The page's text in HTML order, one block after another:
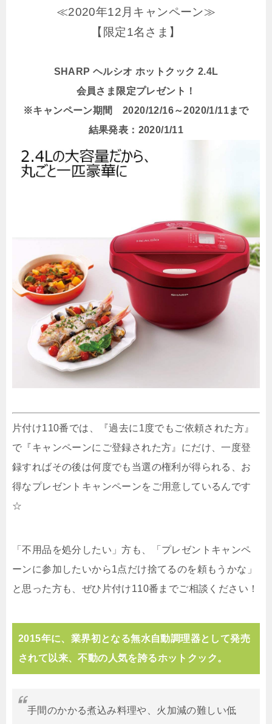
≪2020年12月キャンペーン≫
【限定1名さま】
SHARP ヘルシオ ホットクック 2.4L
会員さま限定プレゼント！
※キャンペーン期間 2020/12/16～2020/1/11まで
結果発表：2020/1/11
片付け110番では、『過去に1度でもご依頼された方』
で『キャンペーンにご登録された方』にだけ、一度登
録すればその後は何度でも当選の権利が得られる、お
得なプレゼントキャンペーンをご用意しているんです
☆
「不用品を処分したい」方も、「プレゼントキャンペ
ーンに参加したいから1点だけ捨てるのを頼もうかな」
と思った方も、ぜひ片付け110番までご相談ください！
2015年に、業界初となる無水自動調理器として発売
されて以来、不動の人気を誇るホットクック。
手間のかかる煮込み料理や、火加減の難しい低